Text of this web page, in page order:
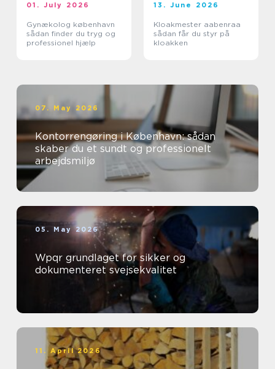
01. July 2026
Gynækolog københavn
sådan finder du tryg og
professionel hjælp
13. June 2026
Kloakmester aabenraa
sådan får du styr på
kloakken
07. May 2026
Kontorrengøring i København: sådan
skaber du et sundt og professionelt
arbejdsmiljø
05. May 2026
Wpqr grundlaget for sikker og
dokumenteret svejsekvalitet
11. April 2026